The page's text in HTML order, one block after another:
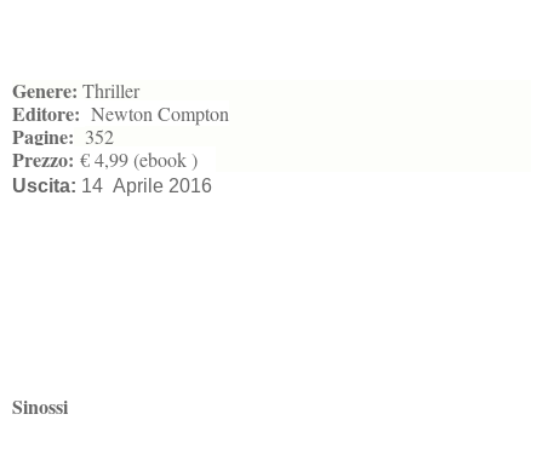
Genere: Thriller
Editore: Newton Compton
Pagine: 352
Prezzo: € 4,99 (ebook )
Uscita: 14 Aprile 2016
Sinossi